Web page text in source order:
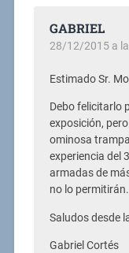
GABRIEL
28/12/2015 a
Estimado Sr.
Debo felicitarlo
exposición,
ominosa
experiencia del
armadas de
no lo
Saludos desde
Gabriel Cortés